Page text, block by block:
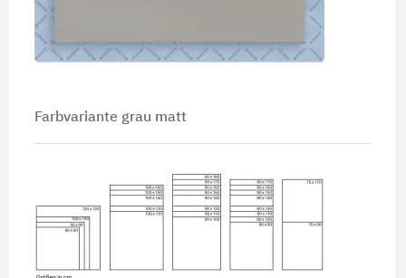
Farbvariante grau matt